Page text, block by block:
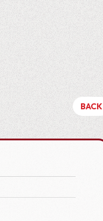
BACK